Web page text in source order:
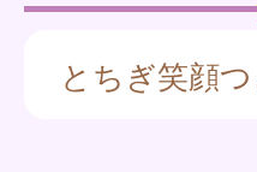
とちぎ笑顔